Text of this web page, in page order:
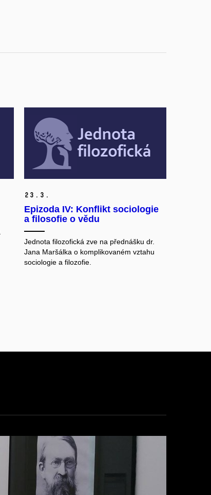
23. 3.
Epizoda IV: Konflikt sociologie
a filosofie o vědu
Jednota filozofická zve na přednášku dr.
Jana Maršálka o komplikovaném vztahu
sociologie a filozofie.